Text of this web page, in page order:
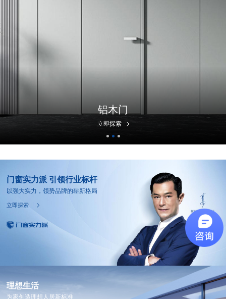
铝木门
立即探索
门窗实力派 引领行业标杆
以强大实力，领势品牌的崭新格局
立即探索
理想生活
为家创造理想人居新标准